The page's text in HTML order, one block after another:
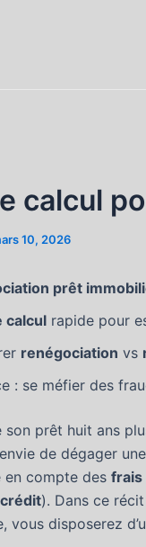
calcul
10, 2026
prêt
calcul rapide pour
renégociation vs
: se méfier des
son prêt huit ans
de dégager
en compte des frais
). Dans ce
vous disposerez